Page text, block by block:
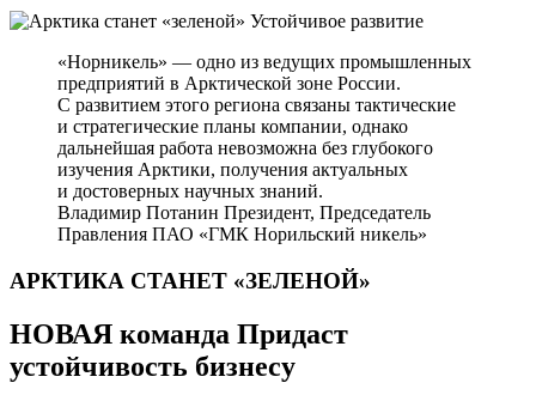
Устойчивое развитие
«Норникель» — одно из ведущих промышленных
предприятий в Арктической зоне России.
С развитием этого региона связаны тактические
и стратегические планы компании, однако
дальнейшая работа невозможна без глубокого
изучения Арктики, получения актуальных
и достоверных научных знаний.
Владимир Потанин Президент, Председатель
Правления ПАО «ГМК Норильский никель»
АРКТИКА СТАНЕТ «ЗЕЛЕНОЙ»
НОВАЯ команда Придаст
устойчивость бизнесу